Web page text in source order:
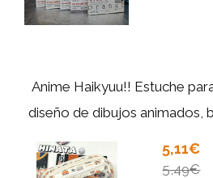
Anime Haikyuu!! Estuche
diseño de dibujos animados,
5,11€
5,49€